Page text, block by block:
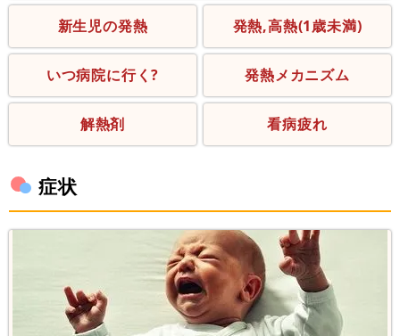
新生児の発熱 発熱,高熱(1歳未満)
いつ病院に行く? 発熱メカニズム
解熱剤 看病疲れ
症状